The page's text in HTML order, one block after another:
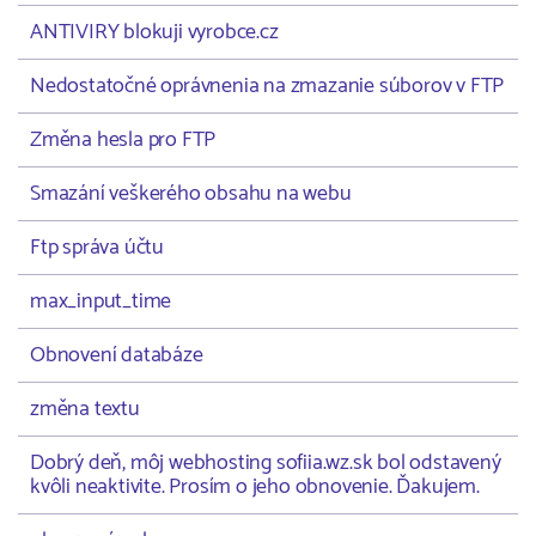
ANTIVIRY blokuji vyrobce.cz
Nedostatočné oprávnenia na zmazanie súborov v FTP
Změna hesla pro FTP
Smazání veškerého obsahu na webu
Ftp správa účtu
max_input_time
Obnovení databáze
změna textu
Dobrý deň, môj webhosting sofiia.wz.sk bol odstavený
kvôli neaktivite. Prosím o jeho obnovenie. Ďakujem.